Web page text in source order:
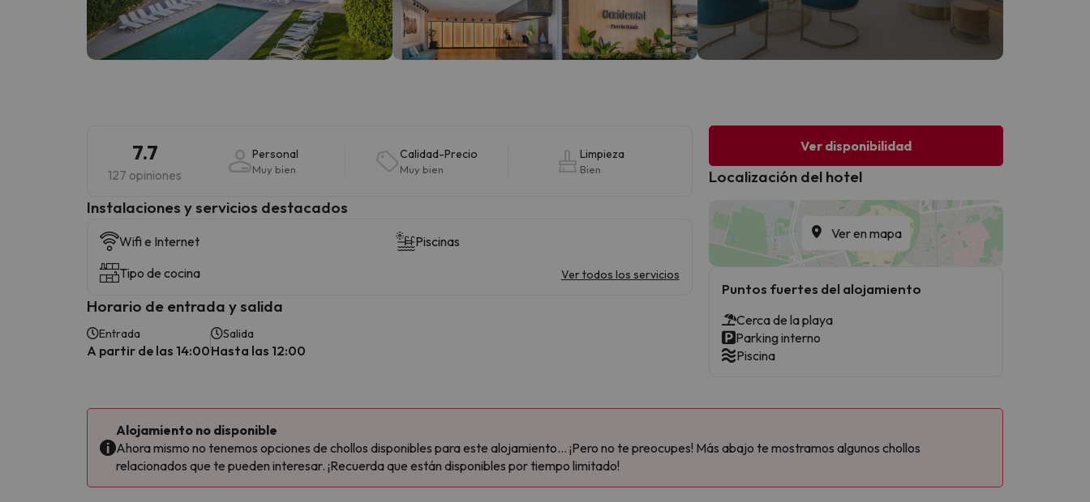
7.7
127 opiniones
Personal
Muy bien
Calidad-Precio
Muy bien
Limpieza
Bien
Instalaciones y servicios destacados
Wifi e Internet
Piscinas
Tipo de cocina
Ver todos los servicios
Horario de entrada y salida
Entrada
A partir de las 14:00
Salida
Hasta las 12:00
Ver disponibilidad
Localización del hotel
Ver en mapa
Puntos fuertes del alojamiento
Cerca de la playa
Parking interno
Piscina
Alojamiento no disponible
Ahora mismo no tenemos opciones de chollos disponibles para este alojamiento... ¡Pero no te preocupes! Más abajo te mostramos algunos chollos
relacionados que te pueden interesar. ¡Recuerda que están disponibles por tiempo limitado!